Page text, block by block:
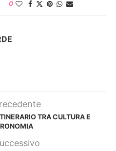
0
TRA CULTURA E